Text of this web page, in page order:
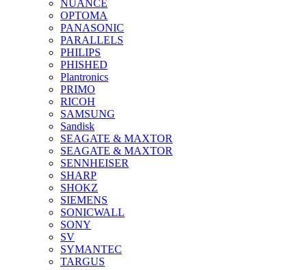
NUANCE
OPTOMA
PANASONIC
PARALLELS
PHILIPS
PHISHED
Plantronics
PRIMO
RICOH
SAMSUNG
Sandisk
SEAGATE & MAXTOR
SEAGATE & MAXTOR
SENNHEISER
SHARP
SHOKZ
SIEMENS
SONICWALL
SONY
SV
SYMANTEC
TARGUS